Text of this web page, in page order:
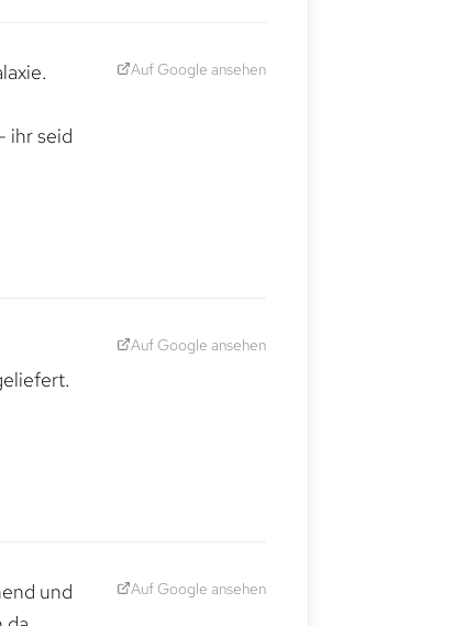
ihr seid
Auf Google ansehen
Auf Google ansehen
und
Auf Google ansehen